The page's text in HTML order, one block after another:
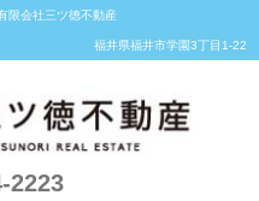
限会社三ツ徳不動産
福井県福井市学園3丁目1-22
2223